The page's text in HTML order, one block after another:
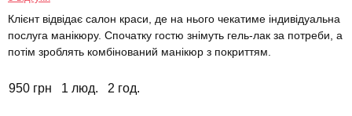
Клієнт відвідає салон краси, де на нього чекатиме індивідуальна
послуга манікюру. Спочатку гостю знімуть гель-лак за потреби, а
потім зроблять комбінований манікюр з покриттям.
950 грн 1 люд. 2 год.